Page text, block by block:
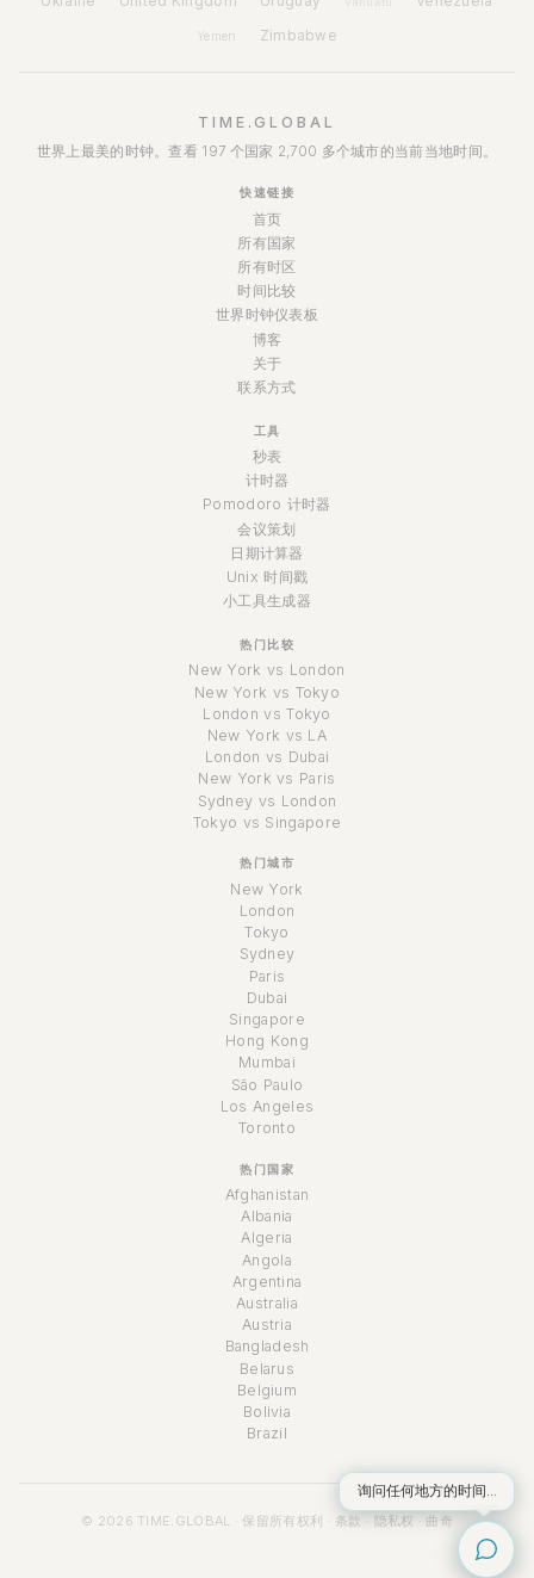
Yemen Zimbabwe
TIME.GLOBAL
世界上最美的时钟。查看 197 个国家 2,700 多个城市的当前当地时间。
快速链接
首页
所有国家
所有时区
时间比较
世界时钟仪表板
博客
关于
联系方式
工具
秒表
计时器
Pomodoro 计时器
会议策划
日期计算器
Unix 时间戳
小工具生成器
热门比较
New York vs London
New York vs Tokyo
London vs Tokyo
New York vs LA
London vs Dubai
New York vs Paris
Sydney vs London
Tokyo vs Singapore
热门城市
New York
London
Tokyo
Sydney
Paris
Dubai
Singapore
Hong Kong
Mumbai
São Paulo
Los Angeles
Toronto
热门国家
Afghanistan
Albania
Algeria
Angola
Argentina
Australia
Austria
Bangladesh
Belarus
Belgium
Bolivia
Brazil
© 2026 TIME.GLOBAL · 保留所有权利 · 条款 · 隐私权 · 曲奇
询问任何地方的时间...